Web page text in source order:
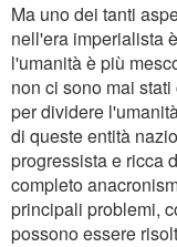
Ma uno dei tanti
nell'era imperialista
l'umanità è più
non ci sono mai
per dividere
di queste entità
progressista e ricca
completo
principali problemi,
possono essere